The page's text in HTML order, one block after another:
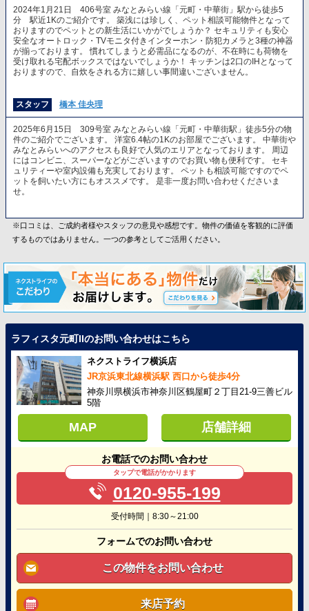
2024年1月21日 406号室 みなとみらい線「元町・中華街」駅から徒歩5
分 駅近1Kのご紹介です。 築浅には珍しく、ペット相談可能物件となって
おりますのでペットとの新生活にいかがでしょうか？ セキュリティも安心
安全なオートロック・TVモニタ付きインターホン・防犯カメラと3種の神器
が揃っております。 慣れてしまうと必需品になるのが、不在時にも荷物を
受け取れる宅配ボックスではないでしょうか！ キッチンは2口のIHとなって
おりますので、自炊をされる方に嬉しい事間違いございません。
スタッフ 橋本 佳央理
2025年6月15日 309号室 みなとみらい線「元町・中華街駅」徒歩5分の物
件のご紹介でございます。 洋室6.4帖の1Kのお部屋でございます。 中華街や
みなとみらいへのアクセスも良好で人気のエリアとなっております。 周辺
にはコンビニ、スーパーなどがございますのでお買い物も便利です。 セキ
ュリティーや室内設備も充実しております。 ペットも相談可能ですのでペ
ットを飼いたい方にもオススメです。 是非一度お問い合わせくださいま
せ。
※口コミは、ご成約者様やスタッフの意見や感想です。物件の価値を客観的に評価
するものではありません。一つの参考としてご活用ください。
ラフィスタ元町IIのお問い合わせはこちら
ネクストライフ横浜店
JR京浜東北線横浜駅 西口から徒歩4分
神奈川県横浜市神奈川区鶴屋町２丁目21-9三善ビル
5階
MAP 店舗詳細
お電話でのお問い合わせ
タップで電話がかかります
0120-955-199
受付時間｜8:30～21:00
フォームでのお問い合わせ
この物件をお問い合わせ
来店予約